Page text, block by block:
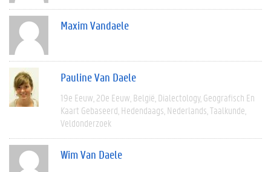
Maxim Vandaele
Pauline Van Daele
19e Eeuw 20e Eeuw België Dialectology Geografisch En
Kaart Gebaseerd Hedendaags Nederlands Taalkunde
Veldonderzoek
Wim Van Daele